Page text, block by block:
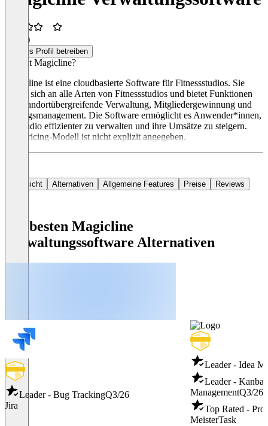
(2)
Dieses Profil betreiben
Was ist Magicline?
Magicline ist eine cloudbasierte Software für Fitnessstudios. Sie
richtet sich an alle Arten von Fitnessstudios und bietet Funktionen
wie standortübergreifende Verwaltung, Mitgliedergewinnung und
Beitragsmanagement. Die Software ermöglicht es Anwender*innen,
ihr Studio effizienter zu verwalten und ihre Umsätze zu steigern.
Das Pricing-Modell ist nicht explizit angegeben.
Übersicht Alternativen Allgemeine Features Preise Reviews
Die besten Magicline
Verwaltungssoftware Alternativen
Leader - Bug TrackingQ3/26
Jira
Leader - Idea
Leader -
ManagementQ3/26
Top Rated -
MeisterTask